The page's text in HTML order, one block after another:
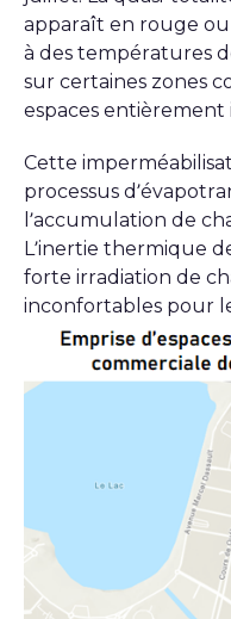
apparaît en rouge
à des températures
sur certaines zones
espaces entièrement
Cette
processus
l’accumulation de
L’inertie thermique
forte irradiation de
inconfortables pour